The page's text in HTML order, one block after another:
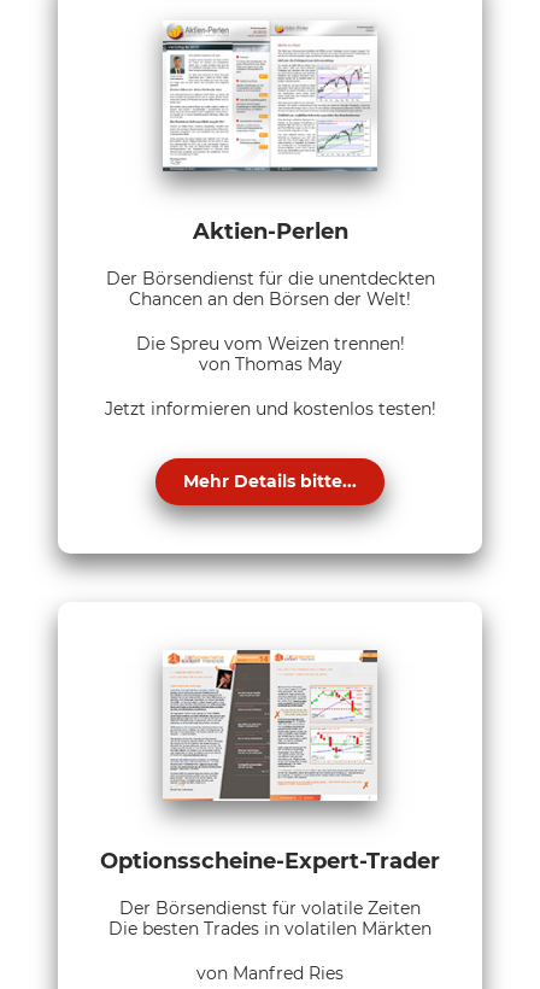
Aktien-Perlen
Der Börsendienst für die unentdeckten
Chancen an den Börsen der Welt!
Die Spreu vom Weizen trennen!
von Thomas May
Jetzt informieren und kostenlos testen!
Mehr Details bitte...
Optionsscheine-Expert-Trader
Der Börsendienst für volatile Zeiten
Die besten Trades in volatilen Märkten
von Manfred Ries